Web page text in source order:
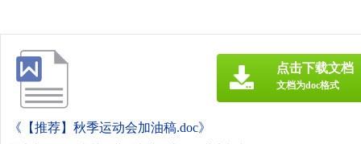
《【推荐】秋季运动会加油稿.doc》
点击下载文档
文档为doc格式